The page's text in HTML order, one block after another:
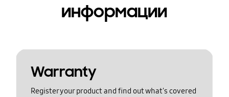
информации
Warranty
Register your product and find out what's covered